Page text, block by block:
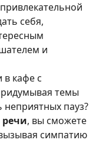
себя,
и
в кафе с
темы
неприятных пауз?
речи, вы сможете
симпатию